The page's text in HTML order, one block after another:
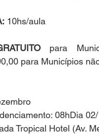
10hs/aula
para
para Municípios
08hDia
Tropical Hotel (Av.